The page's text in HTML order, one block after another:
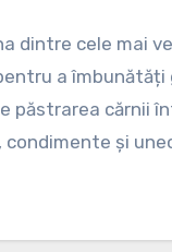
dintre cele mai
a îmbunătăți
păstrarea cărnii
condimente și